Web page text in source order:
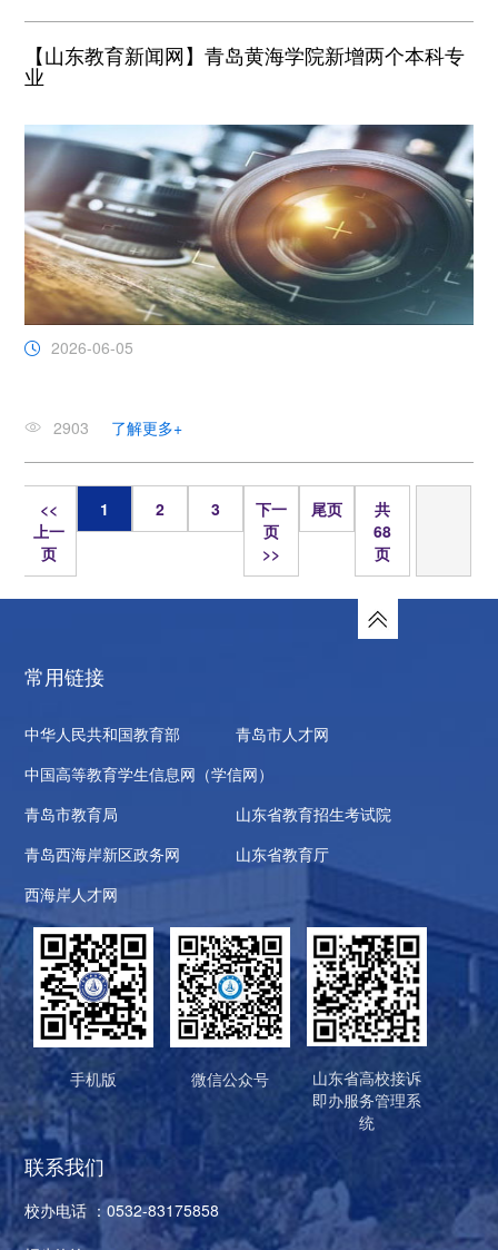
【山东教育新闻网】青岛黄海学院新增两个本科专
业
2026-06-05
2903 了解更多+
<<
上一
页
1 2 3
下一
页
>>
尾页
共
68
页
常用链接
中华人民共和国教育部
青岛市人才网
中国高等教育学生信息网（学信网）
青岛市教育局
山东省教育招生考试院
青岛西海岸新区政务网
山东省教育厅
西海岸人才网
手机版 微信公众号
山东省高校接诉
即办服务管理系
统
联系我们
校办电话 ：0532-83175858